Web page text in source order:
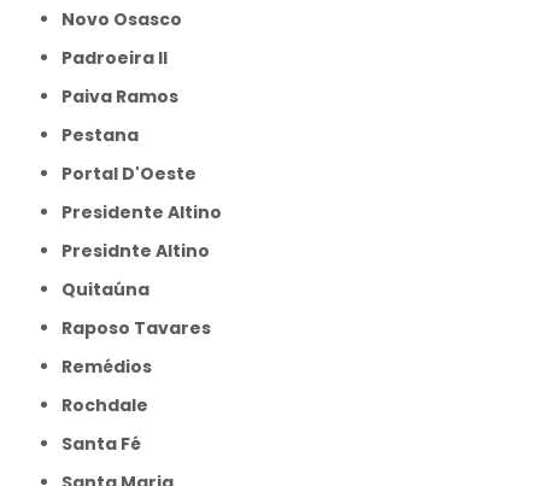
Novo Osasco
Padroeira II
Paiva Ramos
Pestana
Portal D'Oeste
Presidente Altino
Presidnte Altino
Quitaúna
Raposo Tavares
Remédios
Rochdale
Santa Fé